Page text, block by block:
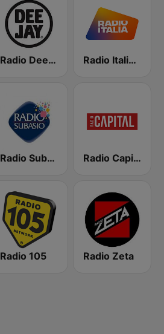
Radio Deejay Radio Italia solomusicaitaliana
Radio Subasio Radio Capital
Radio 105 Radio Zeta